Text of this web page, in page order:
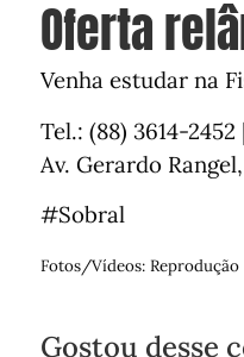
Oferta
Venha estudar na
Tel.: (88) 3614-
Av. Gerardo
#Sobral
Fotos/Vídeos: Reprodução
Gostou desse